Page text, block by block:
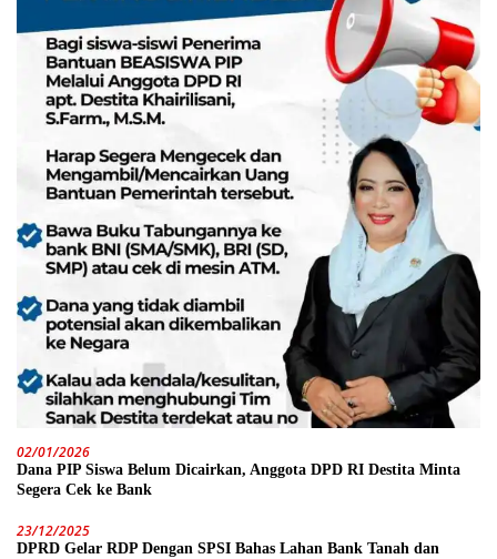
02/01/2026
Dana PIP Siswa Belum Dicairkan, Anggota DPD RI Destita Minta
Segera Cek ke Bank
23/12/2025
DPRD Gelar RDP Dengan SPSI Bahas Lahan Bank Tanah dan